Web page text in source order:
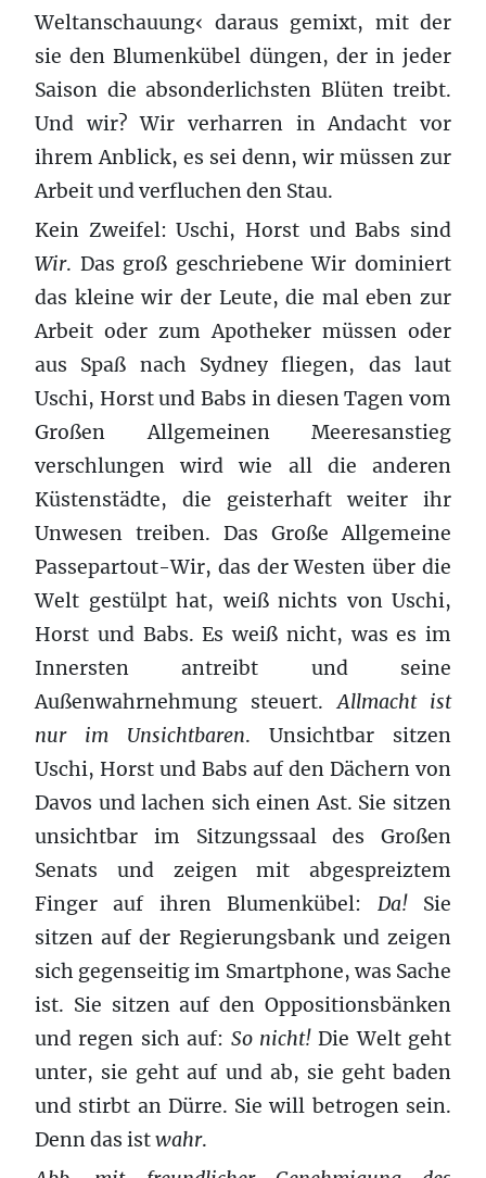
Weltanschauung‹ daraus gemixt, mit der
sie den Blumenkübel düngen, der in jeder
Saison die absonderlichsten Blüten treibt.
Und wir? Wir verharren in Andacht vor
ihrem Anblick, es sei denn, wir müssen zur
Arbeit und verfluchen den Stau.
Kein Zweifel: Uschi, Horst und Babs sind
Wir. Das groß geschriebene Wir dominiert
das kleine wir der Leute, die mal eben zur
Arbeit oder zum Apotheker müssen oder
aus Spaß nach Sydney fliegen, das laut
Uschi, Horst und Babs in diesen Tagen vom
Großen Allgemeinen Meeresanstieg
verschlungen wird wie all die anderen
Küstenstädte, die geisterhaft weiter ihr
Unwesen treiben. Das Große Allgemeine
Passepartout-Wir, das der Westen über die
Welt gestülpt hat, weiß nichts von Uschi,
Horst und Babs. Es weiß nicht, was es im
Innersten antreibt und seine
Außenwahrnehmung steuert.Allmacht ist
nur im Unsichtbaren. Unsichtbar sitzen
Uschi, Horst und Babs auf den Dächern von
Davos und lachen sich einen Ast. Sie sitzen
unsichtbar im Sitzungssaal des Großen
Senats und zeigen mit abgespreiztem
Finger auf ihren Blumenkübel: Da!Sie
sitzen auf der Regierungsbank und zeigen
sich gegenseitig im Smartphone, was Sache
ist. Sie sitzen auf den Oppositionsbänken
und regen sich auf: So nicht!Die Welt geht
unter, sie geht auf und ab, sie geht baden
und stirbt an Dürre. Sie will betrogen sein.
Denn das istwahr.